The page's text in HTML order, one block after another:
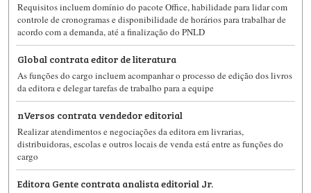
Requisitos incluem domínio do pacote Office, habilidade para lidar com
controle de cronogramas e disponibilidade de horários para trabalhar de
acordo com a demanda, até a finalização do PNLD
Global contrata editor de literatura
As funções do cargo incluem acompanhar o processo de edição dos livros
da editora e delegar tarefas de trabalho para a equipe
nVersos contrata vendedor editorial
Realizar atendimentos e negociações da editora em livrarias,
distribuidoras, escolas e outros locais de venda está entre as funções do
cargo
Editora Gente contrata analista editorial Jr.